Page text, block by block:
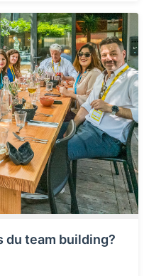
du team building?